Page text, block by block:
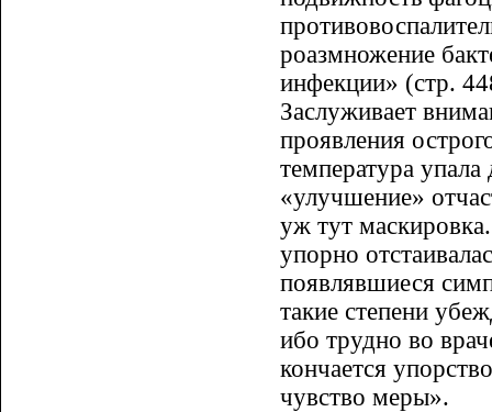
роазмножение
инфекции» (стр.
Заслуживает
проявления
температура
«улучшение»
уж тут
упорно
появлявшиеся
такие степени
ибо трудно во
кончается
чувство меры».